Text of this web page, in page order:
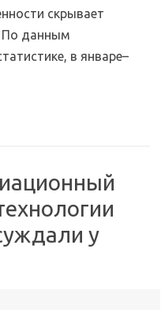
скрывает
По данным
в январе–
у